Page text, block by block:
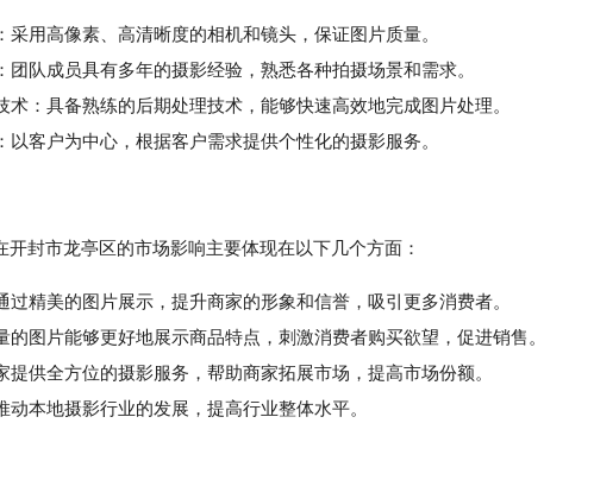
采用高像素、高清晰度的相机和镜头，保证图片质量。
队成员具有多年的摄影经验，熟悉各种拍摄场景和需求。
：具备熟练的后期处理技术，能够快速高效地完成图片处理。
客户为中心，根据客户需求提供个性化的摄影服务。
开封市龙亭区的市场影响主要体现在以下几个方面：
过精美的图片展示，提升商家的形象和信誉，吸引更多消费者。
图片能够更好地展示商品特点，刺激消费者购买欲望，促进销售。
供全方位的摄影服务，帮助商家拓展市场，提高市场份额。
本地摄影行业的发展，提高行业整体水平。